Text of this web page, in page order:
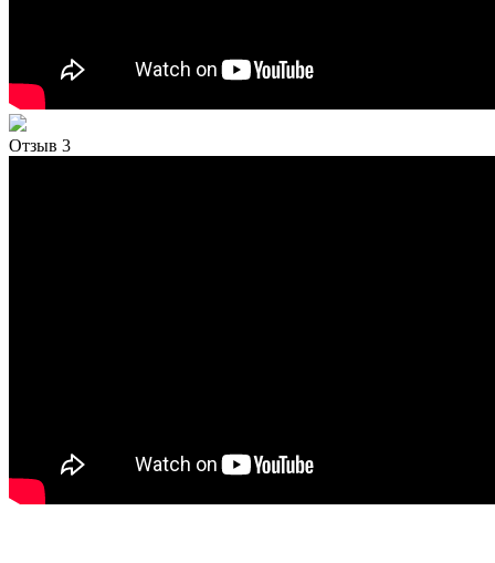
Отзыв 3